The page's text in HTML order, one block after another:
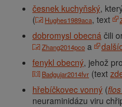
česnek kuchyňský,
(
Hughes1989aca, text
dobromysl obecná čili
Zhang2014pco a
fenykl obecný, jehož
Badgujar2014fvr (text
hřebíčkovec vonný (
neuraminidázu viru